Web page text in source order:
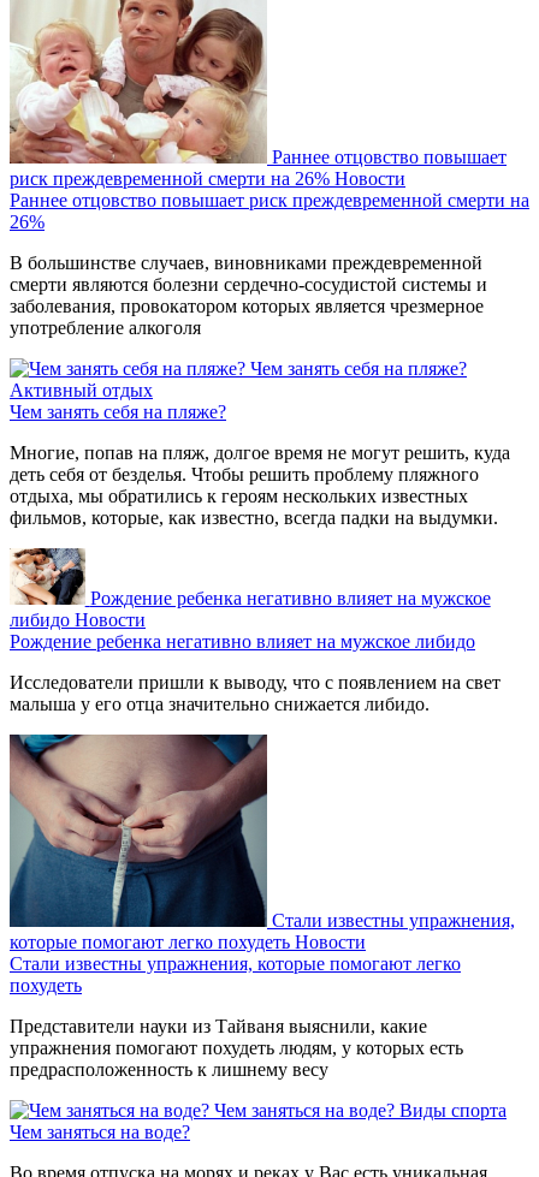
Раннее отцовство повышает
риск преждевременной смерти на 26% Новости
Раннее отцовство повышает риск преждевременной смерти на
26%
В большинстве случаев, виновниками преждевременной
смерти являются болезни сердечно-сосудистой системы и
заболевания, провокатором которых является чрезмерное
употребление алкоголя
Чем занять себя на пляже?
Активный отдых
Чем занять себя на пляже?
Многие, попав на пляж, долгое время не могут решить, куда
деть себя от безделья. Чтобы решить проблему пляжного
отдыха, мы обратились к героям нескольких известных
фильмов, которые, как известно, всегда падки на выдумки.
Рождение ребенка негативно влияет на мужское
либидо Новости
Рождение ребенка негативно влияет на мужское либидо
Исследователи пришли к выводу, что с появлением на свет
малыша у его отца значительно снижается либидо.
Стали известны упражнения,
которые помогают легко похудеть Новости
Стали известны упражнения, которые помогают легко
похудеть
Представители науки из Тайваня выяснили, какие
упражнения помогают похудеть людям, у которых есть
предрасположенность к лишнему весу
Чем заняться на воде? Виды спорта
Чем заняться на воде?
Во время отпуска на морях и реках у Вас есть уникальная